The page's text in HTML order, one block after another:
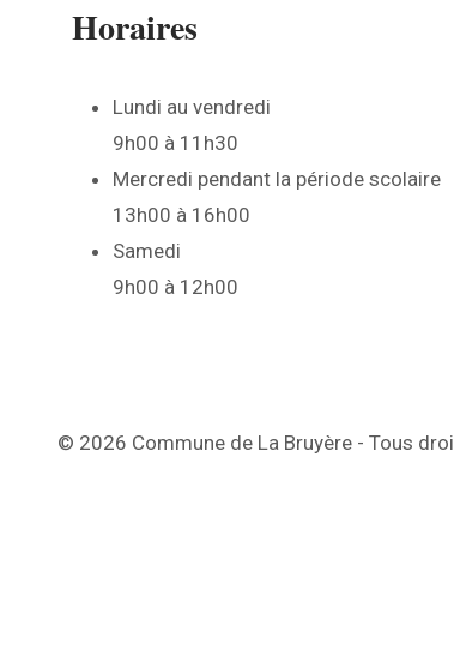
Horaires
Lundi au vendredi
9h00 à 11h30
Mercredi pendant la période scolaire
13h00 à 16h00
Samedi
9h00 à 12h00
© 2026 Commune de La Bruyère - Tous